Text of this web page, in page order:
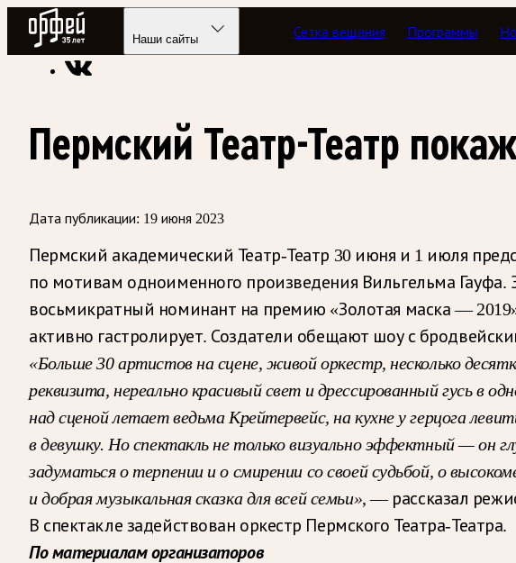
Радио Орфей
Наши сайты Сетка вещания Программы
Радио классической музыки «Орфей» Новости
Пермский Театр-Театр
Дата публикации: 19 июня 2023
Пермский академический Театр-Театр 30 июня и 1 июля
по мотивам одноименного произведения Вильгельма
восьмикратный номинант на премию «Золотая маска —
активно гастролирует. Создатели обещают шоу с
«Больше 30 артистов на сцене, живой оркестр, несколько
реквизита, нереально красивый свет и дрессированный гусь в
над сценой летает ведьма Крейтервейс, на кухне у герцога
в девушку. Но спектакль не только визуально эффектный — он
задуматься о терпении и о смирении со своей судьбой, о
и добрая музыкальная сказка для всей семьи», — рассказал
В спектакле задействован оркестр Пермского Театра-Театра.
По материалам организаторов